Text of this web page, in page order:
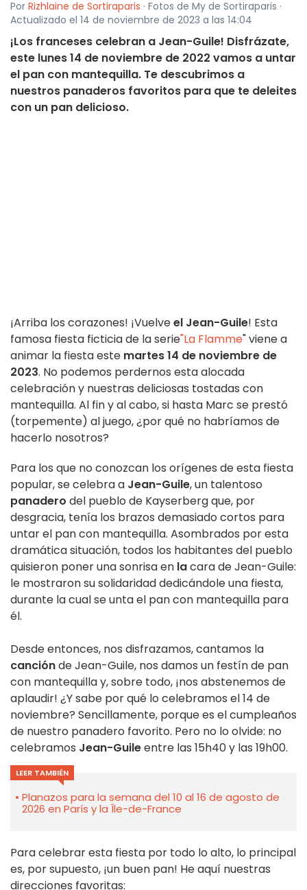
Por Rizhlaine de Sortiraparis · Fotos de My de Sortiraparis ·
Actualizado el 14 de noviembre de 2023 a las 14:04
¡Los franceses celebran a Jean-Guile! Disfrázate,
este lunes 14 de noviembre de 2022 vamos a untar
el pan con mantequilla. Te descubrimos a
nuestros panaderos favoritos para que te deleites
con un pan delicioso.
¡Arriba los corazones! ¡Vuelveel Jean-Guile! Esta
famosa fiesta ficticia de la serie"La Flamme" viene a
animar la fiesta este martes 14 de noviembre de
2023. No podemos perdernos esta alocada
celebración y nuestras deliciosas tostadas con
mantequilla. Al fin y al cabo, si hasta Marc se prestó
(torpemente) al juego, ¿por qué no habríamos de
hacerlo nosotros?
Para los que no conozcan los orígenes de esta fiesta
popular, se celebra a Jean-Guile, un talentoso
panadero del pueblo de Kayserberg que, por
desgracia, tenía los brazos demasiado cortos para
untar el pan con mantequilla. Asombrados por esta
dramática situación, todos los habitantes del pueblo
quisieron poner una sonrisa en lacara de Jean-Guile:
le mostraron su solidaridad dedicándole una fiesta,
durante la cual se unta el pan con mantequilla para
él.
Desde entonces, nos disfrazamos, cantamos la
canciónde Jean-Guile, nos damos un festín de pan
con mantequilla y, sobre todo, ¡nos abstenemos de
aplaudir! ¿Y sabe por qué lo celebramos el 14 de
noviembre? Sencillamente, porque es el cumpleaños
de nuestro panadero favorito. Pero no lo olvide: no
celebramos Jean-Guileentre las 15h40 y las 19h00.
LEER TAMBIÉN
Planazos para la semana del 10 al 16 de agosto de
2026 en París y la Île-de-France
Para celebrar esta fiesta por todo lo alto, lo principal
es, por supuesto, ¡un buen pan! He aquí nuestras
direcciones favoritas: